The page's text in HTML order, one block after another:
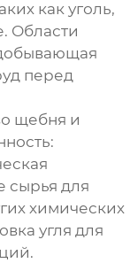
как уголь,
Области
перед
щебня и
сырья для
химических
угля для